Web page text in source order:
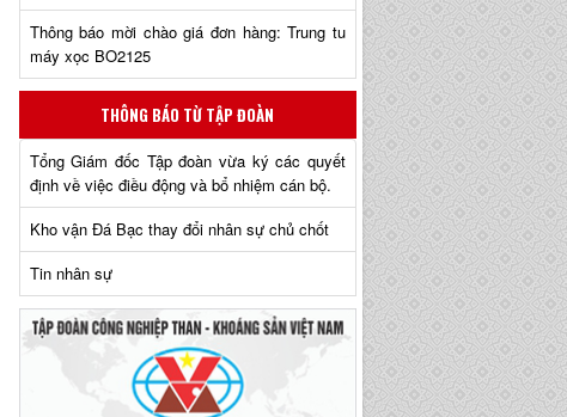
Thông báo mời chào giá đơn hàng: Trung tu
máy xọc BO2125
THÔNG BÁO TỪ TẬP ĐOÀN
Tổng Giám đốc Tập đoàn vừa ký các quyết
định về việc điều động và bổ nhiệm cán bộ.
Kho vận Đá Bạc thay đổi nhân sự chủ chốt
Tin nhân sự